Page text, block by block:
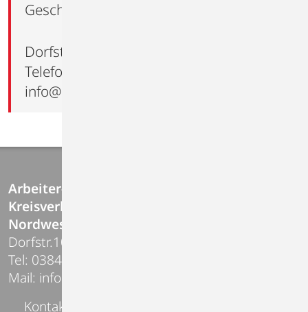
Geschäftsstelle
Dorfstraße 10 | 23968 Gägelow
Telefon 03841-227200
info@asbwismar.de
Arbeiter-Samariter-Bund
Kreisverband Wismar /
Nordwestmecklenburg e.V.
Dorfstr.10 | 23968 Gägelow
Tel: 03841-227200
Mail: info@asbwismar.de
Kontakt